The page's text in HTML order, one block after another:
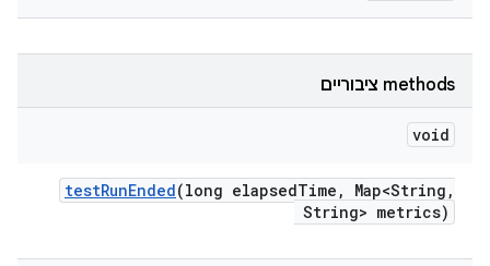
‫methods ציבוריים
void
testRunEnded(long elapsedTime , Map<String ,
String> metrics)